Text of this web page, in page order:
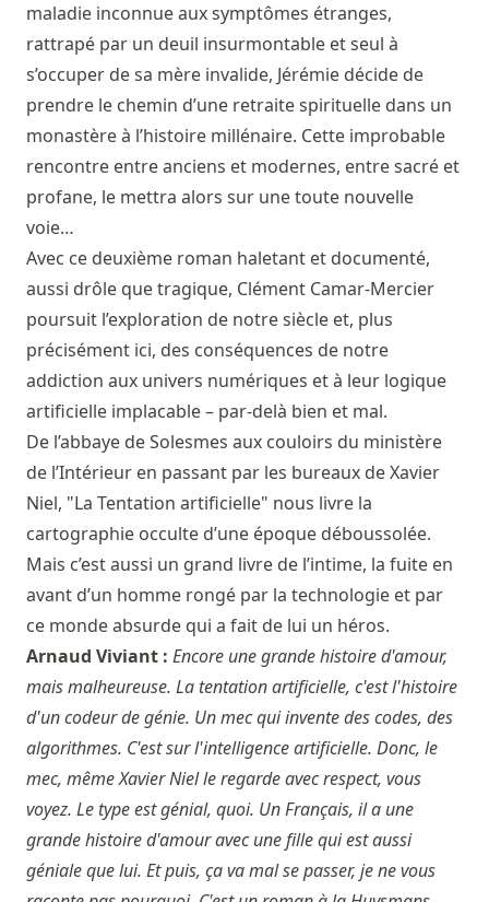
maladie inconnue aux symptômes étranges,
rattrapé par un deuil insurmontable et seul à
s’occuper de sa mère invalide, Jérémie décide de
prendre le chemin d’une retraite spirituelle dans un
monastère à l’histoire millénaire. Cette improbable
rencontre entre anciens et modernes, entre sacré et
profane, le mettra alors sur une toute nouvelle
voie…
Avec ce deuxième roman haletant et documenté,
aussi drôle que tragique, Clément Camar-Mercier
poursuit l’exploration de notre siècle et, plus
précisément ici, des conséquences de notre
addiction aux univers numériques et à leur logique
artificielle implacable – par-delà bien et mal.
De l’abbaye de Solesmes aux couloirs du ministère
de l’Intérieur en passant par les bureaux de Xavier
Niel, "La Tentation artificielle" nous livre la
cartographie occulte d’une époque déboussolée.
Mais c’est aussi un grand livre de l’intime, la fuite en
avant d’un homme rongé par la technologie et par
ce monde absurde qui a fait de lui un héros.
Arnaud Viviant : Encore une grande histoire d'amour,
mais malheureuse. La tentation artificielle, c'est l'histoire
d'un codeur de génie. Un mec qui invente des codes, des
algorithmes. C'est sur l'intelligence artificielle. Donc, le
mec, même Xavier Niel le regarde avec respect, vous
voyez. Le type est génial, quoi. Un Français, il a une
grande histoire d'amour avec une fille qui est aussi
géniale que lui. Et puis, ça va mal se passer, je ne vous